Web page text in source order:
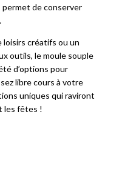
de conserver
loisirs créatifs ou un
outils, le moule souple
d’options pour
libre cours à votre
uniques qui raviront
les fêtes !